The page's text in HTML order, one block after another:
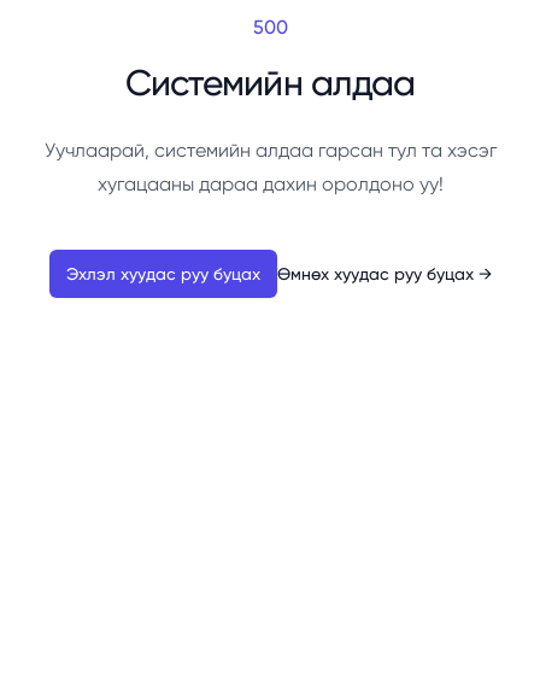
500
Системийн алдаа
Уучлаарай, системийн алдаа гарсан тул та хэсэг
хугацааны дараа дахин оролдоно уу!
Эхлэл хуудас руу буцах Өмнөх хуудас руу буцах →